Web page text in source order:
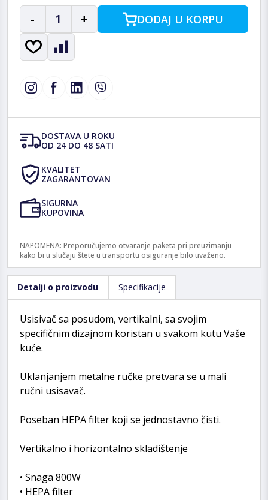
- 1 + DODAJ U KORPU
DOSTAVA U ROKU
OD 24 DO 48 SATI
KVALITET
ZAGARANTOVAN
SIGURNA
KUPOVINA
NAPOMENA: Preporučujemo otvaranje paketa pri preuzimanju
kako bi u slučaju štete u transportu osiguranje bilo uvaženo.
Detalji o proizvodu Specifikacije
Usisivač sa posudom, vertikalni, sa svojim
specifičnim dizajnom koristan u svakom kutu Vaše
kuće.
Uklanjanjem metalne ručke pretvara se u mali
ručni usisavač.
Poseban HEPA filter koji se jednostavno čisti.
Vertikalno i horizontalno skladištenje
• Snaga 800W
• HEPA filter